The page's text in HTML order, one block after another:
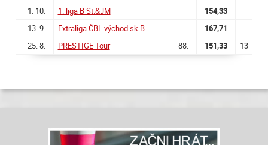
1. 10.
1. liga B St.&JM
154,33
13. 9.
Extraliga ČBL východ sk.B
167,71
25. 8.
PRESTIGE Tour 88. 151,33 13